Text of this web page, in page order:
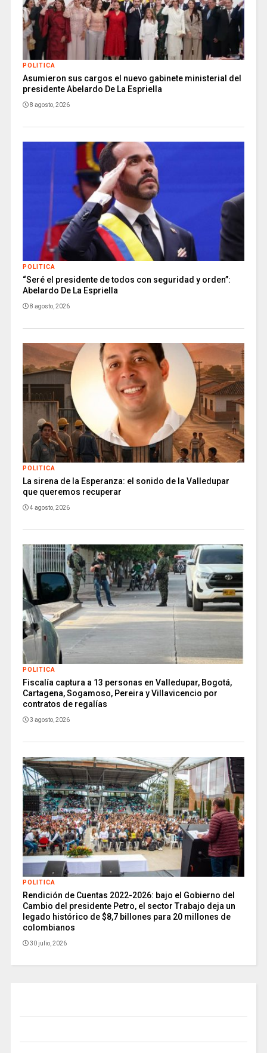
POLITICA
Asumieron sus cargos el nuevo gabinete ministerial del
presidente Abelardo De La Espriella
8 agosto, 2026
POLITICA
“Seré el presidente de todos con seguridad y orden”:
Abelardo De La Espriella
8 agosto, 2026
POLITICA
La sirena de la Esperanza: el sonido de la Valledupar
que queremos recuperar
4 agosto, 2026
POLITICA
Fiscalía captura a 13 personas en Valledupar, Bogotá,
Cartagena, Sogamoso, Pereira y Villavicencio por
contratos de regalías
3 agosto, 2026
POLITICA
Rendición de Cuentas 2022-2026: bajo el Gobierno del
Cambio del presidente Petro, el sector Trabajo deja un
legado histórico de $8,7 billones para 20 millones de
colombianos
30 julio, 2026